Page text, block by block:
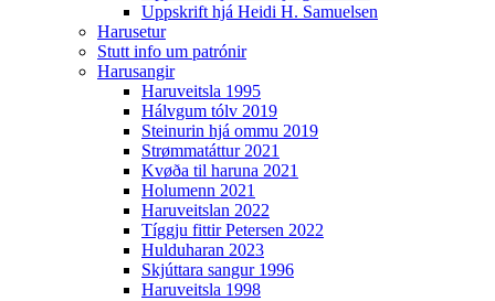
Uppskrift hjá Heidi H. Samuelsen
Harusetur
Stutt info um patrónir
Harusangir
Haruveitsla 1995
Hálvgum tólv 2019
Steinurin hjá ommu 2019
Strømmatáttur 2021
Kvøða til haruna 2021
Holumenn 2021
Haruveitslan 2022
Tíggju fittir Petersen 2022
Hulduharan 2023
Skjúttara sangur 1996
Haruveitsla 1998